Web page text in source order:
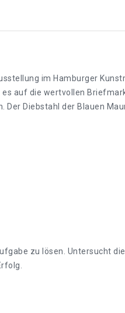
im Hamburger
auf die wertvollen
Diebstahl der Blauen
zu lösen. Untersucht